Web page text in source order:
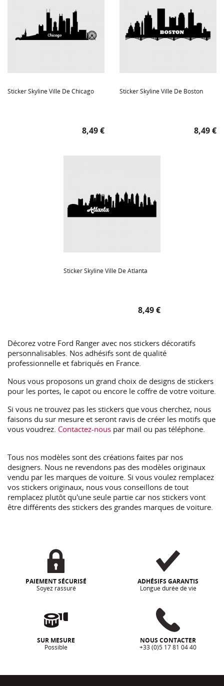
Sticker Skyline Ville De Chicago
Prix
8,49 €
Sticker Skyline Ville De Boston
Prix
8,49 €
Sticker Skyline Ville De Atlanta
Prix
8,49 €
Décorez votre Ford Ranger avec nos stickers décoratifs
personnalisables. Nos adhésifs sont de qualité
professionnelle et fabriqués en France.
Nous vous proposons un grand choix de designs de stickers
pour les portes, le capot ou encore le coffre de votre voiture.
Si vous ne trouvez pas les stickers que vous cherchez, nous
faisons du sur mesure et seront ravis de créer les motifs que
vous voudrez. Contactez-nous par mail ou pas téléphone.
Tous nos modèles sont des créations faites par nos
designers. Nous ne revendons pas des modèles originaux
vendu par les marques de voiture. Si vous voulez remplacez
vos stickers originaux, nous vous conseillons de tout
remplacez plutôt qu'une seule partie car nos stickers vont
être différents des stickers des grandes marques de voiture.
PAIEMENT SÉCURISÉ
Soyez rassuré
ADHÉSIFS GARANTIS
Longue durée de vie
SUR MESURE
Possible
NOUS CONTACTER
+33 (0)5 17 81 04 40